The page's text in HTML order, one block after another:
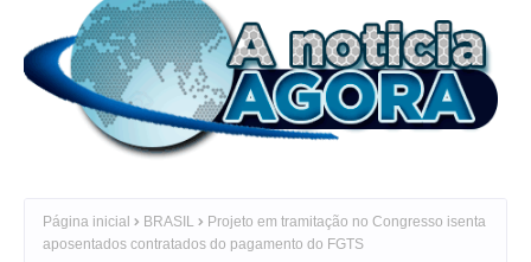
Página inicial BRASIL
Projeto em tramitação no Congresso isenta
aposentados contratados do pagamento do FGTS